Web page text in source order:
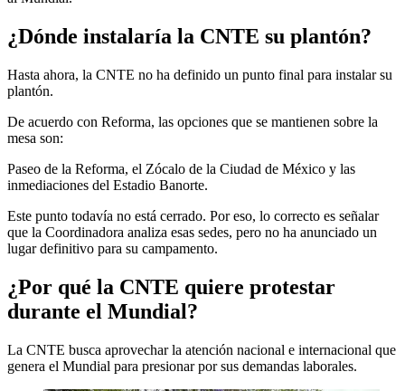
¿Dónde instalaría la CNTE su plantón?
Hasta ahora, la CNTE no ha definido un punto final para instalar su
plantón.
De acuerdo con Reforma, las opciones que se mantienen sobre la
mesa son:
Paseo de la Reforma, el Zócalo de la Ciudad de México y las
inmediaciones del Estadio Banorte.
Este punto todavía no está cerrado. Por eso, lo correcto es señalar
que la Coordinadora analiza esas sedes, pero no ha anunciado un
lugar definitivo para su campamento.
¿Por qué la CNTE quiere protestar
durante el Mundial?
La CNTE busca aprovechar la atención nacional e internacional que
genera el Mundial para presionar por sus demandas laborales.